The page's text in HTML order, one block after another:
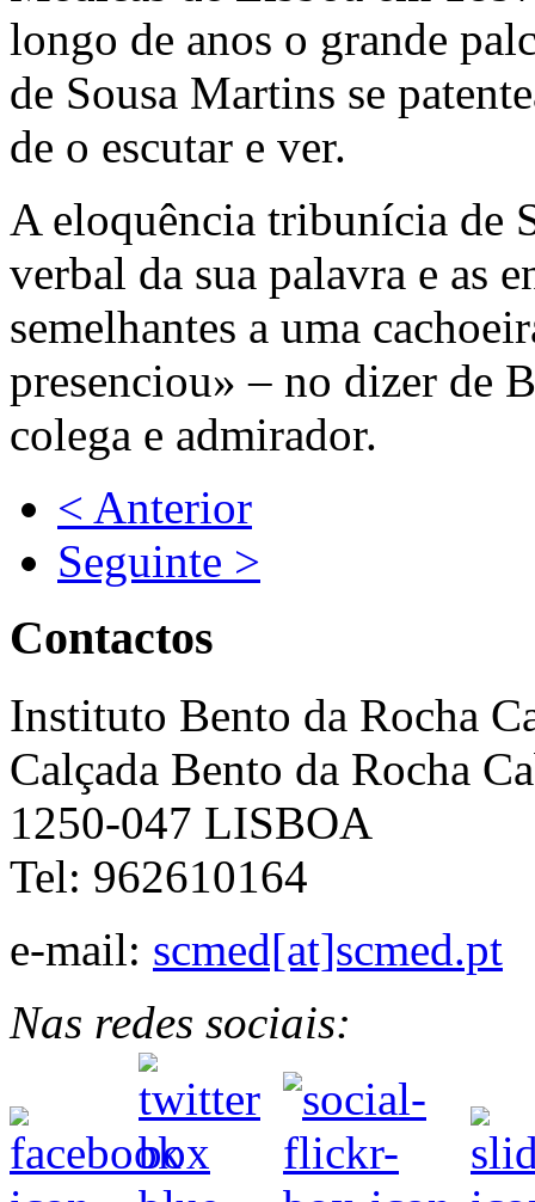
longo de anos o grande
de Sousa Martins se
de o escutar e ver.
A eloquência tribunícia de
verbal da sua palavra e as
semelhantes a uma
presenciou» – no dizer de
colega e admirador.
< Anterior
Seguinte >
Contactos
Instituto Bento da Rocha
Calçada Bento da Rocha
1250-047 LISBOA
Tel: 962610164
e-mail: scmed[at]scmed.pt
Nas redes sociais: